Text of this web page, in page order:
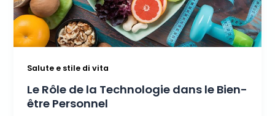
Salute e stile di vita
Le Rôle de la Technologie dans le Bien-
être Personnel